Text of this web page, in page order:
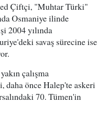
Çiftçi, "Muhtar Türki"
Osmaniye ilinde
2004 yılında
savaş sürecine ise
çalışma
daha önce Halep'te askeri
70. Tümen'in